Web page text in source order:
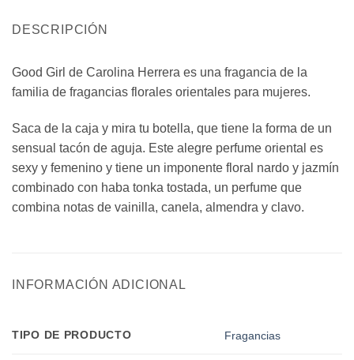
DESCRIPCIÓN
Good Girl de Carolina Herrera es una fragancia de la
familia de fragancias florales orientales para mujeres.
Saca de la caja y mira tu botella, que tiene la forma de un
sensual tacón de aguja. Este alegre perfume oriental es
sexy y femenino y tiene un imponente floral nardo y jazmín
combinado con haba tonka tostada, un perfume que
combina notas de vainilla, canela, almendra y clavo.
INFORMACIÓN ADICIONAL
TIPO DE PRODUCTO Fragancias